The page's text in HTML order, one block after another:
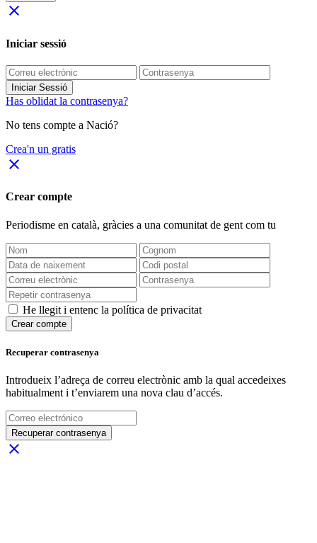
close
Iniciar sessió
Iniciar Sessió
Has oblidat la contrasenya?
No tens compte a Nació?
Crea'n un gratis
close
Crear compte
Periodisme en català, gràcies a una comunitat de gent com tu
He llegit i entenc la política de privacitat
Crear compte
Recuperar contrasenya
Introdueix l’adreça de correu electrònic amb la qual accedeixes
habitualment i t’enviarem una nova clau d’accés.
Recuperar contrasenya
close